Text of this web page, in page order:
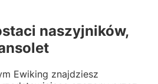
naszyjników,
Ewiking znajdziesz